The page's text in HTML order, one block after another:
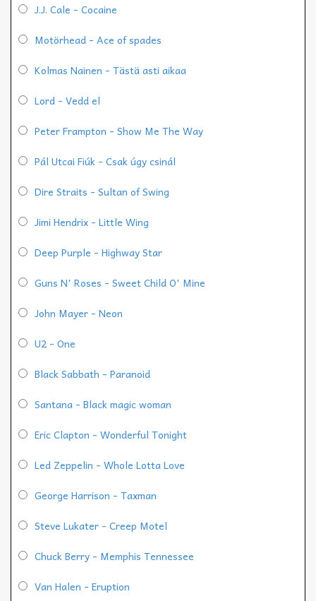
J.J. Cale - Cocaine
Motörhead - Ace of spades
Kolmas Nainen - Tästä asti aikaa
Lord - Vedd el
Peter Frampton - Show Me The Way
Pál Utcai Fiúk - Csak úgy csinál
Dire Straits - Sultan of Swing
Jimi Hendrix - Little Wing
Deep Purple - Highway Star
Guns N' Roses - Sweet Child O' Mine
John Mayer - Neon
U2 - One
Black Sabbath - Paranoid
Santana - Black magic woman
Eric Clapton - Wonderful Tonight
Led Zeppelin - Whole Lotta Love
George Harrison - Taxman
Steve Lukater - Creep Motel
Chuck Berry - Memphis Tennessee
Van Halen - Eruption